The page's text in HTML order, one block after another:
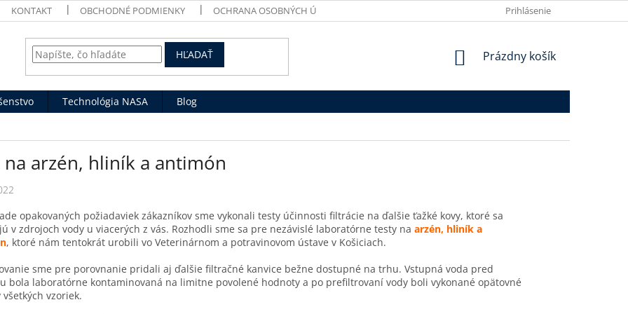
KONTAKT OBCHODNÉ PODMIENKY OCHRANA OSOBNÝCH ÚDAJOV MOJA OBJEDNÁVKA
Prihlásenie
HĽADAŤ
NÁKUPNÝ
Prázdny košík
Technológia NASA
Blog
na arzén, hliník a antimón
opakovaných požiadaviek zákazníkov sme vykonali testy účinnosti filtrácie na ďalšie ťažké kovy, ktoré sa
v zdrojoch vody u viacerých z vás. Rozhodli sme sa pre nezávislé laboratórne testy na arzén, hliník a
, ktoré nám tentokrát urobili vo Veterinárnom a potravinovom ústave v Košiciach.
sme pre porovnanie pridali aj ďalšie filtračné kanvice bežne dostupné na trhu. Vstupná voda pred
bola laboratórne kontaminovaná na limitne povolené hodnoty a po prefiltrovaní vody boli vykonané opätovné
vzoriek.